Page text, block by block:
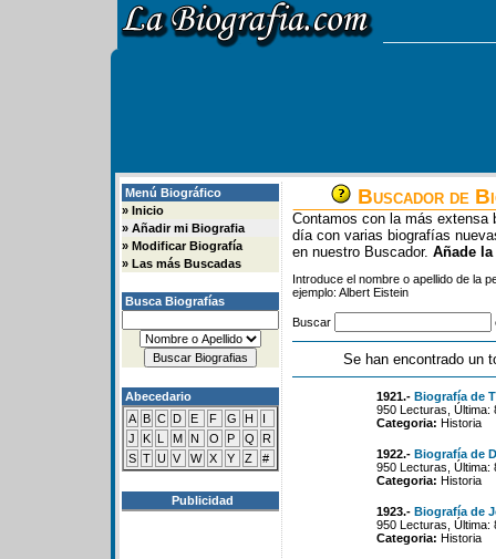
Menú Biográfico
» Inicio
» Añadir mi Biografia
» Modificar Biografía
» Las más Buscadas
Busca Biografías
Abecedario
A B C D E F G H
I
J
K L M N O P Q
R
S T U V W X Y Z #
Publicidad
Buscador de
Contamos con la más extensa
día con varias biografías
en nuestro Buscador. Añade
Introduce el nombre o apellido de la
ejemplo: Albert Eistein
Buscar
Se han encontrado un
1921.- Biografía de
950 Lecturas, Última:
Categoria: Historia
1922.- Biografía de
950 Lecturas, Última:
Categoria: Historia
1923.- Biografía de
950 Lecturas, Última:
Categoria: Historia